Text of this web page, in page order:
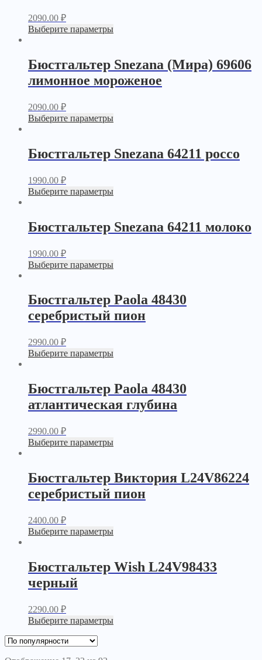
2090.00 ₽
Выберите параметры
Бюстгальтер Snezana (Мира) 69606
лимонное мороженое
2090.00 ₽
Выберите параметры
Бюстгальтер Snezana 64211 россо
1990.00 ₽
Выберите параметры
Бюстгальтер Snezana 64211 молоко
1990.00 ₽
Выберите параметры
Бюстгальтер Paola 48430
серебристый пион
2990.00 ₽
Выберите параметры
Бюстгальтер Paola 48430
атлантическая глубина
2990.00 ₽
Выберите параметры
Бюстгальтер Виктория L24V86224
серебристый пион
2400.00 ₽
Выберите параметры
Бюстгальтер Wish L24V98433
черный
2290.00 ₽
Выберите параметры